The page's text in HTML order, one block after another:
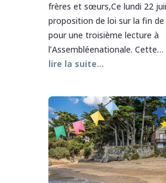
frères et sœurs,Ce lundi 22
proposition de loi sur la fin
pour une troisième lecture à
l’Assembléenationale. Cette…
lire la suite…